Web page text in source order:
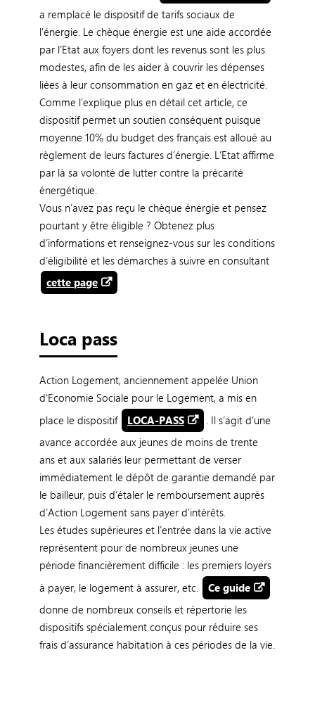
a remplacé le dispositif de tarifs sociaux de
l'énergie. Le chèque énergie est une aide accordée
par l’Etat aux foyers dont les revenus sont les plus
modestes, afin de les aider à couvrir les dépenses
liées à leur consommation en gaz et en électricité.
Comme l’explique plus en détail cet article, ce
dispositif permet un soutien conséquent puisque
moyenne 10% du budget des français est alloué au
règlement de leurs factures d’énergie. L’Etat affirme
par là sa volonté de lutter contre la précarité
énergétique.
Vous n’avez pas reçu le chèque énergie et pensez
pourtant y être éligible ? Obtenez plus
d’informations et renseignez-vous sur les conditions
d’éligibilité et les démarches à suivre en consultant
cette page
Loca pass
Action Logement, anciennement appelée Union
d'Economie Sociale pour le Logement, a mis en
place le dispositif
LOCA-PASS
. Il s’agit d’une
avance accordée aux jeunes de moins de trente
ans et aux salariés leur permettant de verser
immédiatement le dépôt de garantie demandé par
le bailleur, puis d’étaler le remboursement auprès
d’Action Logement sans payer d’intérêts.
Les études supérieures et l’entrée dans la vie active
représentent pour de nombreux jeunes une
période financièrement difficile : les premiers loyers
à payer, le logement à assurer, etc.
Ce guide
donne de nombreux conseils et répertorie les
dispositifs spécialement conçus pour réduire ses
frais d’assurance habitation à ces périodes de la vie.